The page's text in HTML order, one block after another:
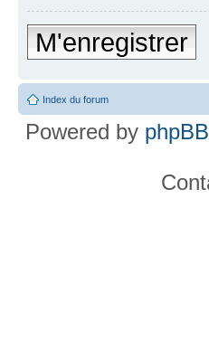
M'enregistrer
Index du forum
Powered by phpBB